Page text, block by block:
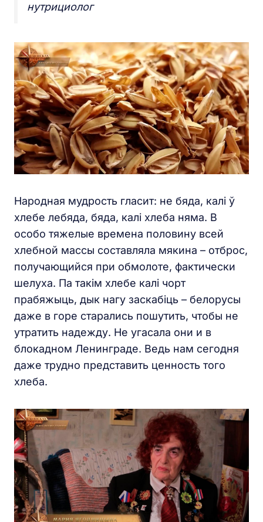
нутрициолог
Народная мудрость гласит: не бяда, калі ў
хлебе лебяда, бяда, калі хлеба няма. В
особо тяжелые времена половину всей
хлебной массы составляла мякина – отброс,
получающийся при обмолоте, фактически
шелуха. Па такім хлебе калі чорт
прабяжыць, дык нагу заскабiць – белорусы
даже в горе старались пошутить, чтобы не
утратить надежду. Не угасала они и в
блокадном Ленинграде. Ведь нам сегодня
даже трудно представить ценность того
хлеба.